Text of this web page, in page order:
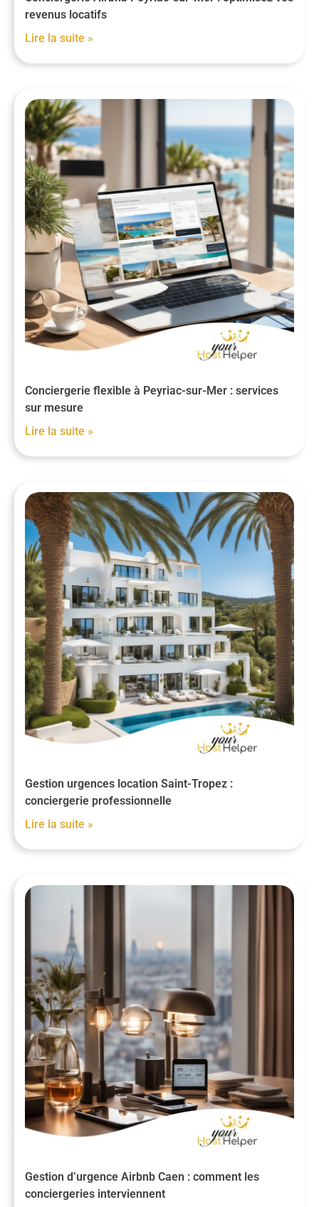
revenus locatifs
Lire la suite »
Conciergerie flexible à Peyriac-sur-Mer : services
sur mesure
Lire la suite »
Gestion urgences location Saint-Tropez :
conciergerie professionnelle
Lire la suite »
Gestion d’urgence Airbnb Caen : comment les
conciergeries interviennent